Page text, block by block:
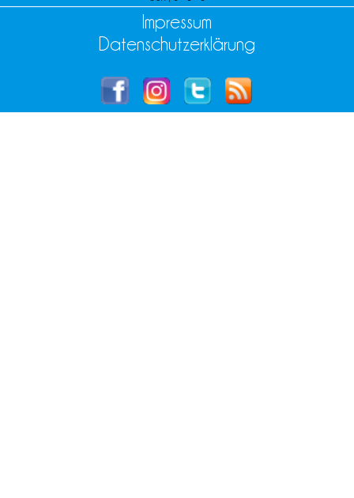
Impressum
Datenschutzerklärung